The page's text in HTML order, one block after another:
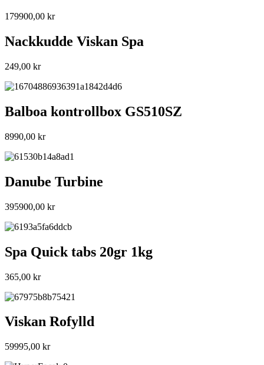
179900,00 kr
Nackkudde Viskan Spa
249,00 kr
Balboa kontrollbox GS510SZ
8990,00 kr
Danube Turbine
395900,00 kr
Spa Quick tabs 20gr 1kg
365,00 kr
Viskan Rofylld
59995,00 kr